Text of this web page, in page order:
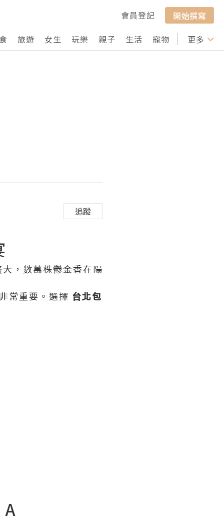
會員登記
開始撰寫
旅遊 女生 玩樂 親子 生活 寵物 行山 打卡
更多
追蹤
，數萬株鬱金香在陽
常重要。選擇 台北包